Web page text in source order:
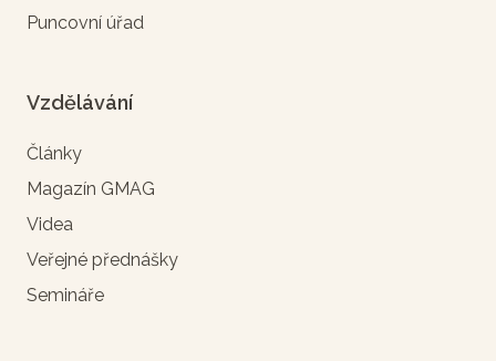
Puncovní úřad
Vzdělávání
Články
Magazín GMAG
Videa
Veřejné přednášky
Semináře